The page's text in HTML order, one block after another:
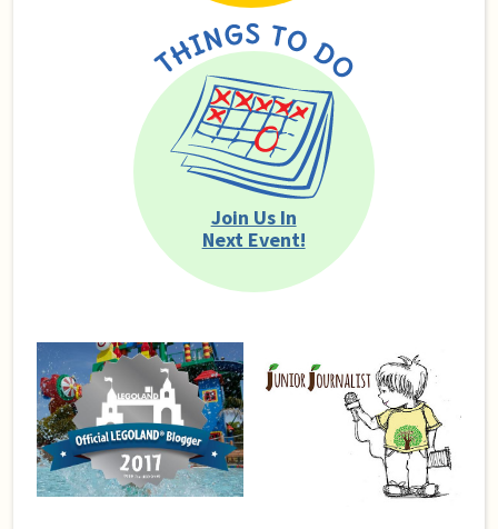
Join Us In
Next Event!